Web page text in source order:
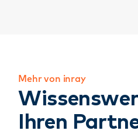
Mehr von inray
Ihren